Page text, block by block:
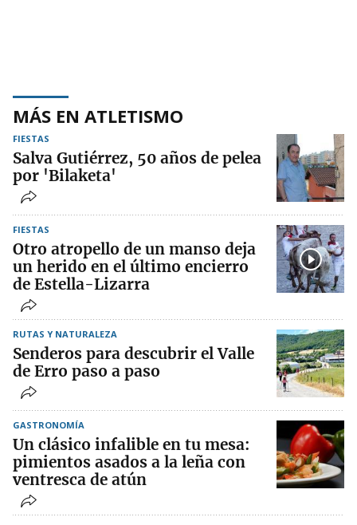
MÁS EN ATLETISMO
FIESTAS
Salva Gutiérrez, 50 años de pelea
por 'Bilaketa'
FIESTAS
Otro atropello de un manso deja
un herido en el último encierro
de Estella-Lizarra
RUTAS Y NATURALEZA
Senderos para descubrir el Valle
de Erro paso a paso
GASTRONOMÍA
Un clásico infalible en tu mesa:
pimientos asados a la leña con
ventresca de atún